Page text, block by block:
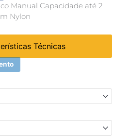
Manual Capacidade até 2
Nylon
Técnicas